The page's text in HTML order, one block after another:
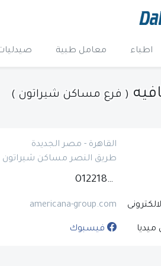
اطباء معامل طبية
( فرع مساكن شيراتون )
القاهرة - مصر الجديدة
طريق النصر مساكن شيراتون
01221852834
americana-group.com
فيسبوك